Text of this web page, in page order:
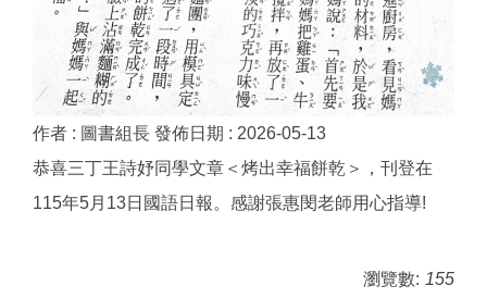
作者 : 圖書組長 發佈日期 : 2026-05-13
恭喜三丁王詩妤同學文章＜烤出幸福餅乾＞，刊登在
115年5月13日國語日報。感謝張惠閔老師用心指導!
瀏覽數: 155